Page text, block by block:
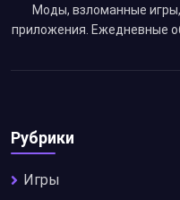
Моды, взломанные
приложения. Ежедневные
Рубрики
Игры